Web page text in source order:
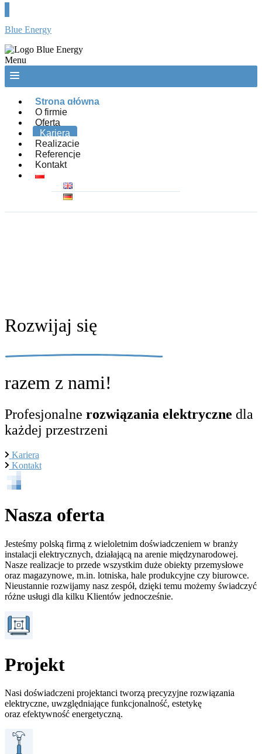
Blue Energy
Menu
Strona główna
O firmie
Oferta
Kariera
Realizacje
Referencje
Kontakt
Rozwijaj się
razem z nami!
Profesjonalne rozwiązania elektryczne dla
każdej przestrzeni
Kariera
Kontakt
Nasza oferta
Jesteśmy polską firmą z wieloletnim doświadczeniem w branży
instalacji elektrycznych, działającą na arenie międzynarodowej.
Nasze realizacje to przede wszystkim duże obiekty przemysłowe
oraz magazynowe, m.in. lotniska, hale produkcyjne czy biurowce.
Nieustannie rozwijamy nasz zespół, dzięki temu możemy świadczyć
różne usługi dla kilku Klientów jednocześnie.
Projekt
Nasi doświadczeni projektanci tworzą precyzyjne rozwiązania
elektryczne, uwzględniające funkcjonalność, estetykę
oraz efektywność energetyczną.